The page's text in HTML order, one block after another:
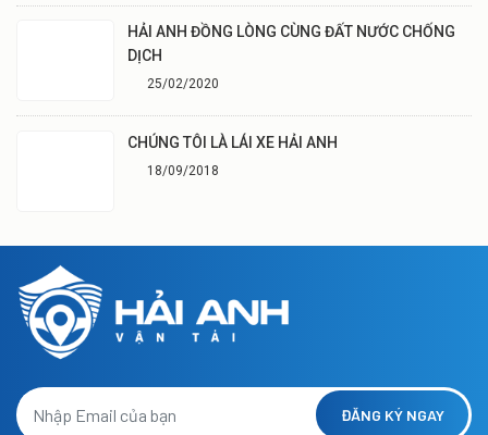
HẢI ANH ĐỒNG LÒNG CÙNG ĐẤT NƯỚC CHỐNG
DỊCH
25/02/2020
CHÚNG TÔI LÀ LÁI XE HẢI ANH
18/09/2018
ĐĂNG KÝ NGAY